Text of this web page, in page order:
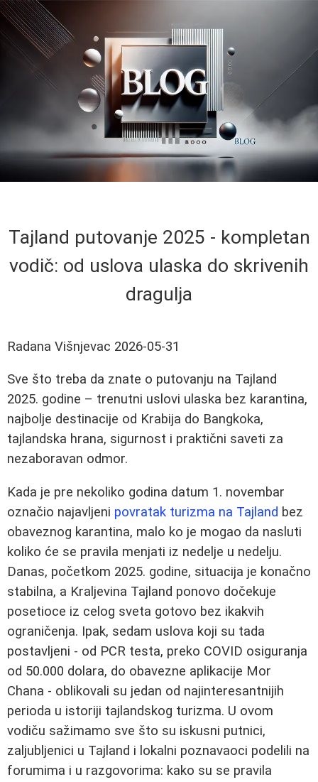
Tajland putovanje 2025 - kompletan
vodič: od uslova ulaska do skrivenih
dragulja
Radana Višnjevac 2026-05-31
Sve što treba da znate o putovanju na Tajland
2025. godine – trenutni uslovi ulaska bez karantina,
najbolje destinacije od Krabija do Bangkoka,
tajlandska hrana, sigurnost i praktični saveti za
nezaboravan odmor.
Kada je pre nekoliko godina datum 1. novembar
označio najavljeni povratak turizma na Tajland bez
obaveznog karantina, malo ko je mogao da nasluti
koliko će se pravila menjati iz nedelje u nedelju.
Danas, početkom 2025. godine, situacija je konačno
stabilna, a Kraljevina Tajland ponovo dočekuje
posetioce iz celog sveta gotovo bez ikakvih
ograničenja. Ipak, sedam uslova koji su tada
postavljeni - od PCR testa, preko COVID osiguranja
od 50.000 dolara, do obavezne aplikacije Mor
Chana - oblikovali su jedan od najinteresantnijih
perioda u istoriji tajlandskog turizma. U ovom
vodiču sažimamo sve što su iskusni putnici,
zaljubljenici u Tajland i lokalni poznavaoci podelili na
forumima i u razgovorima: kako su se pravila